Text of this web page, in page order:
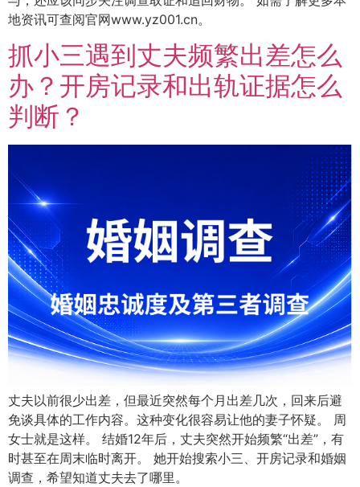
地资讯可查阅官网www.yz001.cn。
抓小三遇到丈夫频繁出差怎么
办？开房记录和出轨证据怎么
判断？
丈夫以前很少出差，但最近突然每个月出差几次，回来后避
免谈具体的工作内容。这种变化很容易让他的妻子怀疑。 周
女士就是这样。 结婚12年后，丈夫突然开始频繁“出差”，有
时甚至在周末临时离开。 她开始搜索小三、开房记录和婚姻
调查，希望知道丈夫去了哪里。